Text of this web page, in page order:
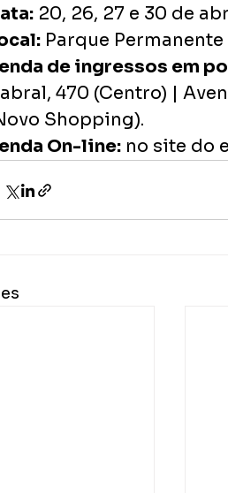
20, 26, 27 e 30 de
Parque
de ingressos em
470 (Centro) |
Shopping).
On-line: no site do